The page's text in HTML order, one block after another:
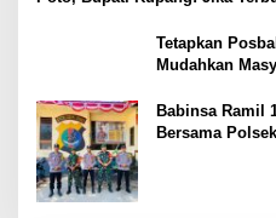
Tetapkan
Mudahkan
Babinsa Ramil
Bersama